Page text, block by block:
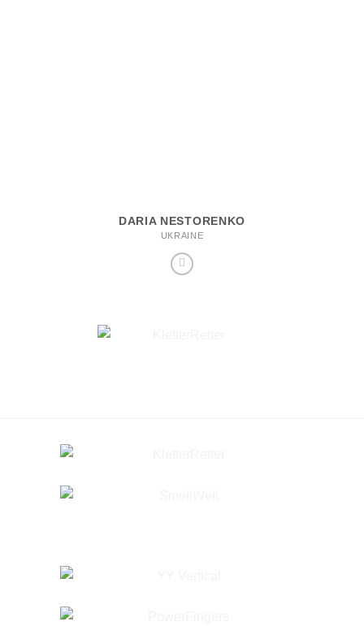
DARIA NESTORENKO
UKRAINE